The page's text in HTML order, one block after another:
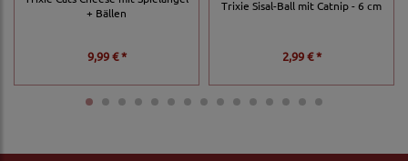
+ Bällen
9,99 € *
Trixie Sisal-Ball mit Catnip - 6 cm
2,99 € *